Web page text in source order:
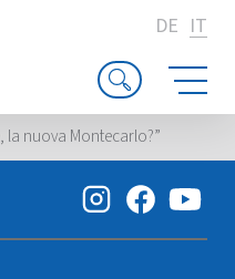
DE IT
la nuova Montecarlo?”